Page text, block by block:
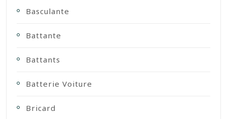
Basculante
Battante
Battants
Batterie Voiture
Bricard